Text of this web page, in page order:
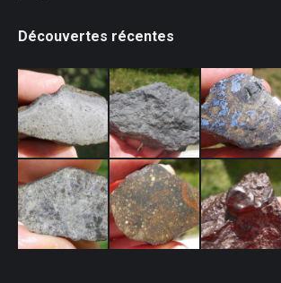
Découvertes récentes